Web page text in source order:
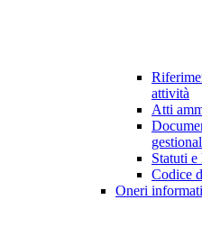
attività
Atti
Statuti
Codice
Oneri